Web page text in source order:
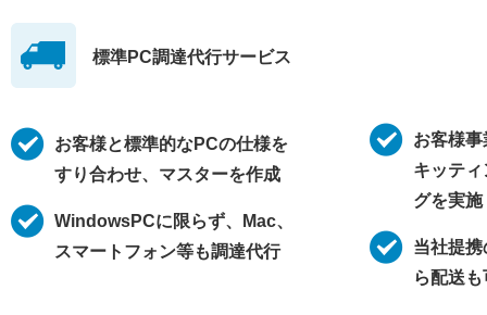
標準PC調達代行サービス
お客様と標準的なPCの仕様を
すり合わせ、マスターを作成
WindowsPCに限らず、Mac、
スマートフォン等も調達代行
お客様
キッテ
グを実施
当社提
ら配送も